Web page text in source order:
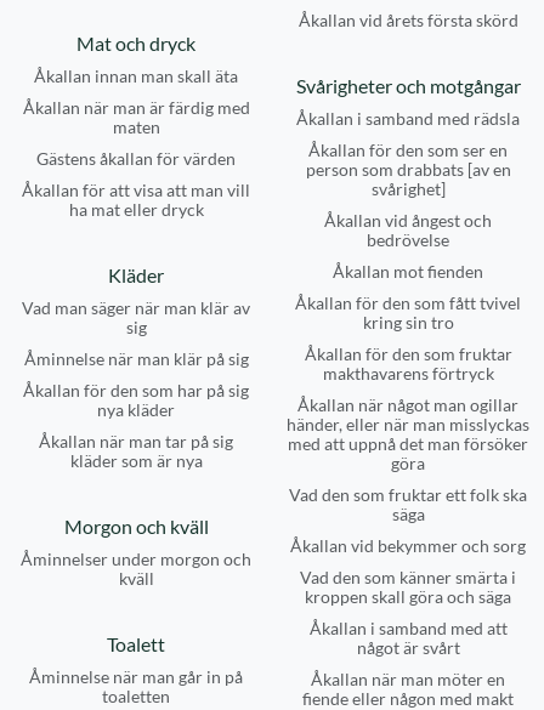
Åkallan vid årets första skörd
Mat och dryck
Åkallan innan man skall äta
Åkallan när man är färdig med
maten
Gästens åkallan för värden
Åkallan för att visa att man vill
ha mat eller dryck
Svårigheter och motgångar
Åkallan i samband med rädsla
Åkallan för den som ser en
person som drabbats [av en
svårighet]
Åkallan vid ångest och
bedrövelse
Åkallan mot fienden
Åkallan för den som fått tvivel
kring sin tro
Åkallan för den som fruktar
makthavarens förtryck
Åkallan när något man ogillar
händer, eller när man misslyckas
med att uppnå det man försöker
göra
Vad den som fruktar ett folk ska
säga
Åkallan vid bekymmer och sorg
Vad den som känner smärta i
kroppen skall göra och säga
Åkallan i samband med att
något är svårt
Åkallan när man möter en
fiende eller någon med makt
Kläder
Vad man säger när man klär av
sig
Åminnelse när man klär på sig
Åkallan för den som har på sig
nya kläder
Åkallan när man tar på sig
kläder som är nya
Morgon och kväll
Åminnelser under morgon och
kväll
Toalett
Åminnelse när man går in på
toaletten